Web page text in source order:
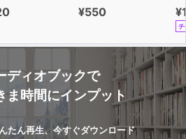
¥550
チ
ディオブックで
ま時間にインプット
たん再生、今すぐダウンロード